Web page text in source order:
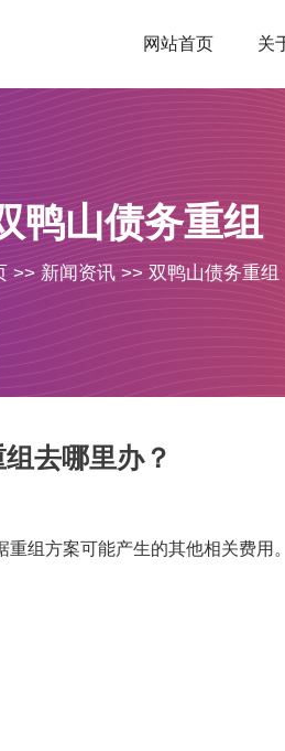
网站首页 关
鸭山债务重组
>> 新闻资讯>> 双鸭山债务重组
去哪里办？
组方案可能产生的其他相关费